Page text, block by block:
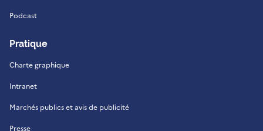
Podcast
Pratique
Charte graphique
Intranet
Marchés publics et avis de publicité
Presse